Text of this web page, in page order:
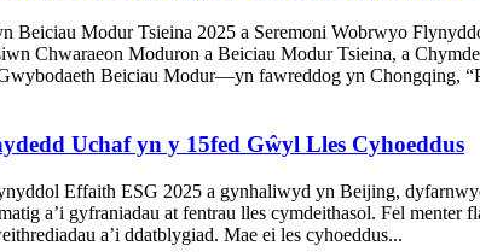
Beiciau Modur Tsieina 2025 a Seremoni Wobrwyo
Chwaraeon Moduron a Beiciau Modur Tsieina, a
Beiciau Modur—yn fawreddog yn Chongqing,
Uchaf yn y 15fed Gŵyl Lles Cyhoeddus
Effaith ESG 2025 a gynhaliwyd yn Beijing,
a’i gyfraniadau at fentrau lles cymdeithasol. Fel
a’i ddatblygiad. Mae ei les cyhoeddus...